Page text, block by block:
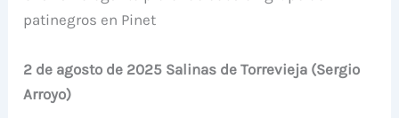
patinegros en Pinet
2 de agosto de 2025 Salinas de Torrevieja (Sergio
Arroyo)